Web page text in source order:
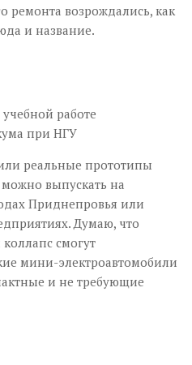
ремонта возрождались, как
и название.
работе
при НГУ
реальные прототипы
выпускать на
Приднепровья или
Думаю, что
смогут
мини-электроавтомобили
и не требующие